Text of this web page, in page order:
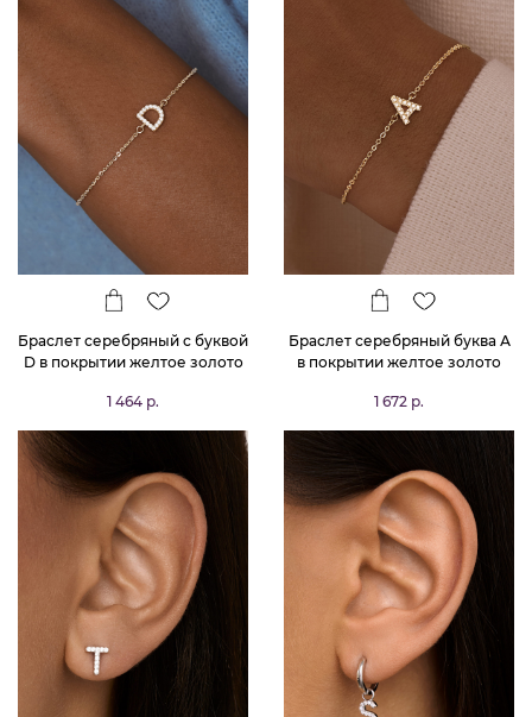
Браслет серебряный с буквой
D в покрытии желтое золото
1 464 р.
Браслет серебряный буква А
в покрытии желтое золото
1 672 р.